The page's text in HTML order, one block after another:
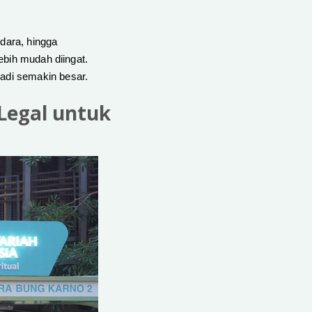
hingga
mudah diingat.
semakin besar.
untuk